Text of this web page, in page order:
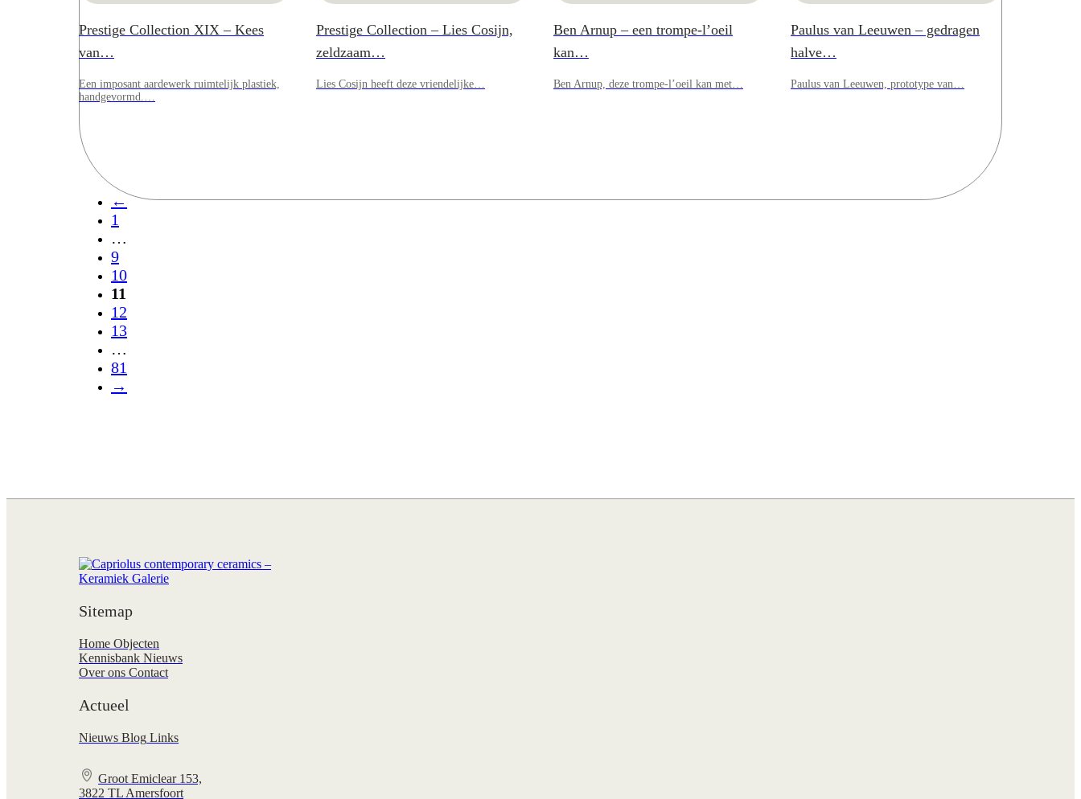
Prestige Collection XIX – Kees
van…
Een imposant aardewerk ruimtelijk plastiek,
handgevormd.…
Prestige Collection – Lies Cosijn,
zeldzaam…
Lies Cosijn heeft deze vriendelijke…
Ben Arnup – een trompe-l’oeil
kan…
Ben Arnup, deze trompe-l’oeil kan met…
Paulus van Leeuwen – gedragen
halve…
Paulus van Leeuwen, prototype van…
←
1
…
9
10
11
12
13
…
81
→
Sitemap
Home Objecten
Kennisbank Nieuws
Over ons Contact
Actueel
Nieuws Blog Links
Groot Emiclear 153,
3822 TL Amersfoort